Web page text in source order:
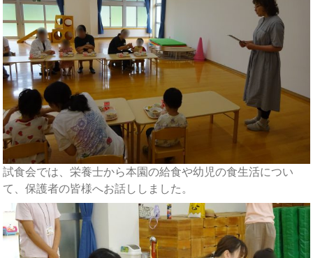
試食会では、栄養士から本園の給食や幼児の食生活につい
て、保護者の皆様へお話ししました。